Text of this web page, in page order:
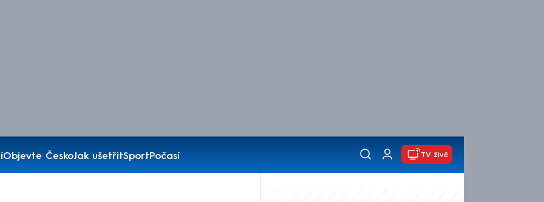
Objevte ČeskoJak ušetřitSportPočasí
TV živě